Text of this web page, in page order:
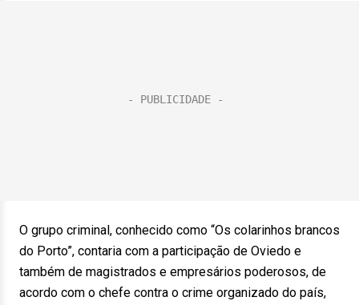
O grupo criminal, conhecido como “Os colarinhos brancos
do Porto”, contaria com a participação de Oviedo e
também de magistrados e empresários poderosos, de
acordo com o chefe contra o crime organizado do país,